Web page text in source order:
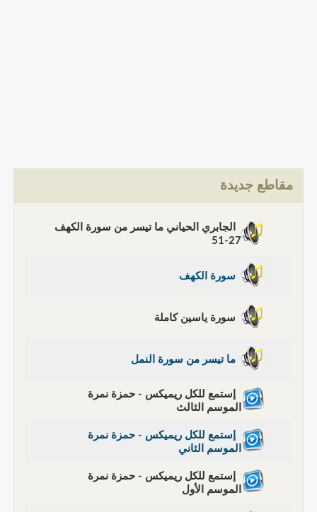
مقاطع جديدة
الجابري الحياني ما تيسر من سورة الكهف
27-51
سورة الكهف
سورة ياسين كاملة
ما تيسر من سورة النمل
إستمع للكل ريميكس - حمزة نمرة
الموسم الثالث
إستمع للكل ريميكس - حمزة نمرة
الموسم الثاني
إستمع للكل ريميكس - حمزة نمرة
الموسم الأول